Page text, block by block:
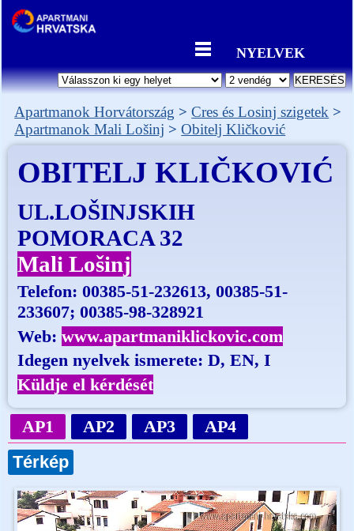
NYELVEK
Apartmanok Horvátország
Cres és Losinj szigetek
Apartmanok Mali Lošinj
Obitelj Kličković
OBITELJ KLIČKOVIĆ
UL.LOŠINJSKIH
POMORACA 32
Mali Lošinj
Telefon:00385-51-232613, 00385-51-
233607; 00385-98-328921
Web:www.apartmaniklickovic.com
Idegen nyelvek ismerete: D, EN, I
Küldje el kérdését
AP1 AP2 AP3
AP4
Térkép